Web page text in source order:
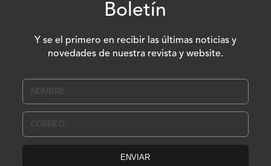
Boletín
Y se el primero en recibir las últimas noticias y
novedades de nuestra revista y website.